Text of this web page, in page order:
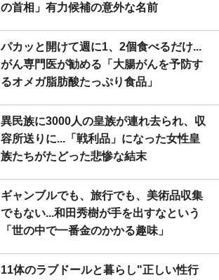
の首相」有力候補の意外な名前
パカッと開けて週に1、2個食べるだけ...
がん専門医が勧める「大腸がんを予防す
るオメガ脂肪酸たっぷり食品」
異民族に3000人の皇族が連れ去られ、収
容所送りに...「戦利品」になった女性皇
族たちがたどった悲惨な結末
ギャンブルでも、旅行でも、美術品収集
でもない...和田秀樹が手を出すなという
「世の中で一番金のかかる趣味」
11体のラブドールと暮らし"正しい性行